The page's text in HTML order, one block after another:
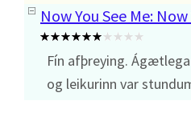
Now You See Me:
Fín afþreying.
og leikurinn var